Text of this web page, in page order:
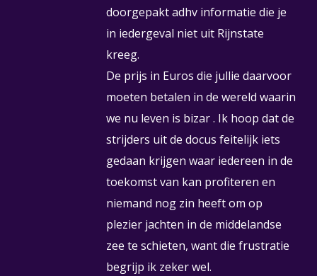
doorgepakt adhv informatie die je
in iedergeval niet uit Rijnstate
kreeg.
De prijs in Euros die jullie daarvoor
moeten betalen in de wereld waarin
we nu leven is bizar . Ik hoop dat de
strijders uit de docus feitelijk iets
gedaan krijgen waar iedereen in de
toekomst van kan profiteren en
niemand nog zin heeft om op
plezier jachten in de middelandse
zee te schieten, want die frustratie
begrijp ik zeker wel.